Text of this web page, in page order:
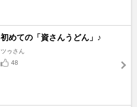
初めての「資さんうどん」♪
ツゥさん
48